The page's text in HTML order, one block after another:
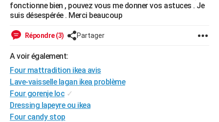
Guides de France
Escapades
Patrimoine
Expositions
Musées
Week-end nature
+LIFESTYLE
SANTE
Destinations
City break
Voyage nature
Voyage de noces
Forum
Climat
+PHOTO
GUIDES D'ACHAT
BONS PLANS
fonctionne bien , pouvez vous me donner vos astuces . Je
suis désespérée . Merci beaucoup
Répondre (3) Partager
A voir également:
Four mattradition ikea avis
Lave-vaisselle lagan ikea problème
Four gorenje loc ✓
Dressing lapeyre ou ikea
Four candy stop